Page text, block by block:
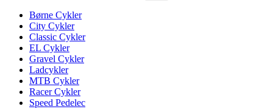
search
Menu
Børne Cykler
City Cykler
Classic Cykler
EL Cykler
Gravel Cykler
Ladcykler
MTB Cykler
Racer Cykler
Speed Pedelec